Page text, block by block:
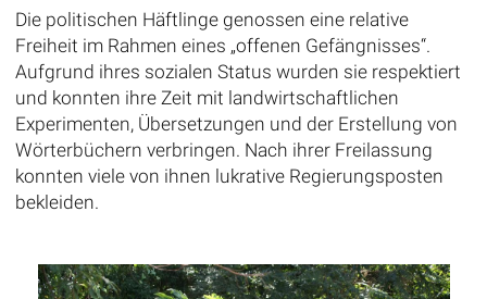
Die politischen Häftlinge genossen eine relative
Freiheit im Rahmen eines „offenen Gefängnisses“.
Aufgrund ihres sozialen Status wurden sie respektiert
und konnten ihre Zeit mit landwirtschaftlichen
Experimenten, Übersetzungen und der Erstellung von
Wörterbüchern verbringen. Nach ihrer Freilassung
konnten viele von ihnen lukrative Regierungsposten
bekleiden.